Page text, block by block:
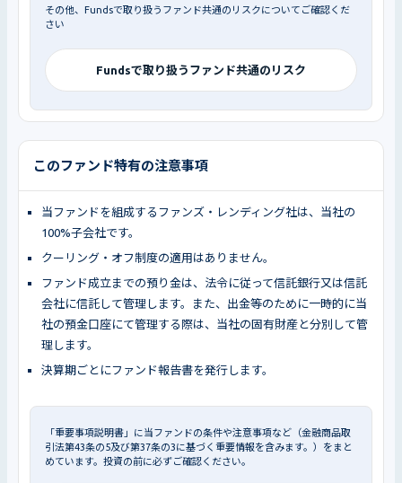
その他、Fundsで取り扱うファンド共通のリスクについてご確認くだ
さい
Fundsで取り扱うファンド共通のリスク
このファンド特有の注意事項
当ファンドを組成するファンズ・レンディング社は、当社の
100%子会社です。
クーリング・オフ制度の適用はありません。
ファンド成立までの預り金は、法令に従って信託銀行又は信託
会社に信託して管理します。また、出金等のために一時的に当
社の預金口座にて管理する際は、当社の固有財産と分別して管
理します。
決算期ごとにファンド報告書を発行します。
「重要事項説明書」に当ファンドの条件や注意事項など（金融商品取
引法第43条の5及び第37条の3に基づく重要情報を含みます。）をまと
めています。投資の前に必ずご確認ください。